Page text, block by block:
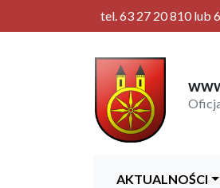
tel. 63 27 20 810 lub
AKTUALNOŚCI